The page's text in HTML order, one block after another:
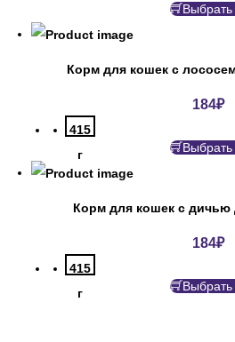
Выбрать
Корм для кошек с
184₽
415
г
Выбрать
Корм для кошек с дичью
184₽
415
г
Выбрать